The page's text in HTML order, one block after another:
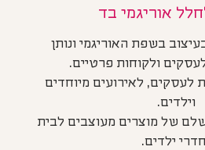
אוריגמי בד
בשפת האוריגמי ונותן
ולקוחות פרטיים.
לעסקים, לאירועים מיוחדים
וילדים.
של מוצרים מעוצבים לבית
ילדים.